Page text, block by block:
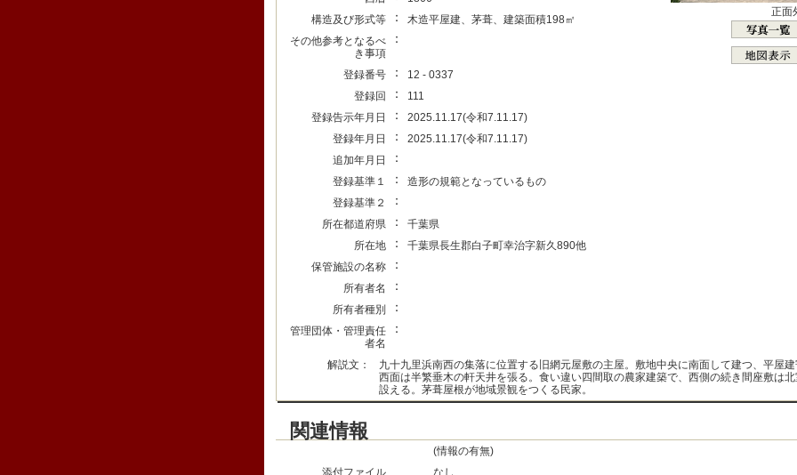
構造及び形式等
：
木造平屋建、茅葺、建築面積198㎡
その他参考となるべ
き事項
：
登録番号 ：
12 - 0337
登録回
：
111
登録告示年月日
：
2025.11.17(令和7.11.17)
登録年月日
：
2025.11.17(令和7.11.17)
追加年月日
：
登録基準１ ：
造形の規範となっているもの
登録基準２
：
所在都道府県 ：
千葉県
所在地
：
千葉県長生郡白子町幸治字新久890他
保管施設の名称
：
所有者名 ：
所有者種別 ：
管理団体・管理責任
者名
：
正面
解説文：
九十九里浜南西の集落に位置する旧網元屋敷の主屋。敷地中央に南面して建つ、平屋
西面は半繁垂木の軒天井を張る。食い違い四間取の農家建築で、西側の続き間座敷は
設える。茅葺屋根が地域景観をつくる民家。
関連情報
(情報の有無)
添付ファイル
なし